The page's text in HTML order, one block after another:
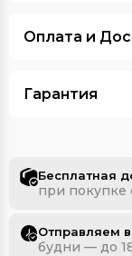
Оплата и
Гарантия
Бесплатная
при покупке
Отправляем
будни — до